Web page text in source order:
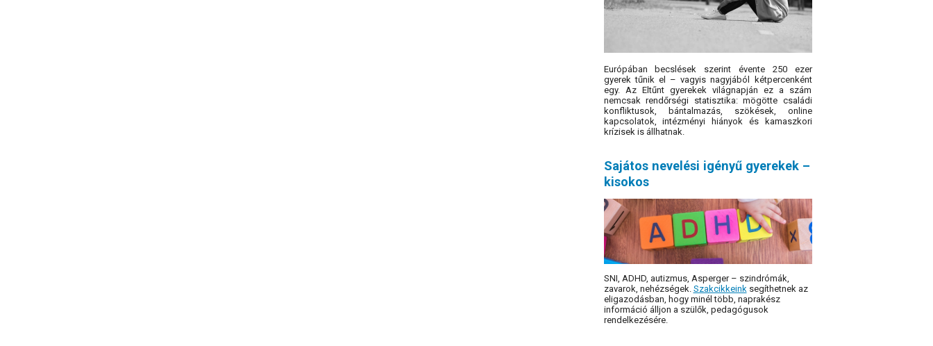
Európában becslések szerint évente 250 ezer
gyerek tűnik el – vagyis nagyjából kétpercenként
egy. Az Eltűnt gyerekek világnapján ez a szám
nemcsak rendőrségi statisztika: mögötte családi
konfliktusok, bántalmazás, szökések, online
kapcsolatok, intézményi hiányok és kamaszkori
krízisek is állhatnak.
Sajátos nevelési igényű gyerekek –
kisokos
SNI, ADHD, autizmus, Asperger – szindró­mák,
zavarok, nehézségek. Szakcikkeinksegíthetnek az
eligazodásban, hogy minél több, naprakész
információ álljon a szülők, pedagógusok
rendelkezésére.